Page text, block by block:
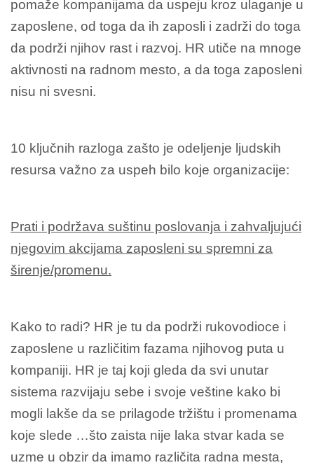
pomaže kompanijama da uspeju kroz ulaganje u
zaposlene, od toga da ih zaposli i zadrži do toga
da podrži njihov rast i razvoj. HR utiče na mnoge
aktivnosti na radnom mesto, a da toga zaposleni
nisu ni svesni.
10 ključnih razloga zašto je odeljenje ljudskih
resursa važno za uspeh bilo koje organizacije:
Prati i podržava suštinu poslovanja i zahvaljujući
njegovim akcijama zaposleni su spremni za
širenje/promenu.
Kako to radi? HR je tu da podrži rukovodioce i
zaposlene u različitim fazama njihovog puta u
kompaniji. HR je taj koji gleda da svi unutar
sistema razvijaju sebe i svoje veštine kako bi
mogli lakše da se prilagode tržištu i promenama
koje slede …što zaista nije laka stvar kada se
uzme u obzir da imamo različita radna mesta,